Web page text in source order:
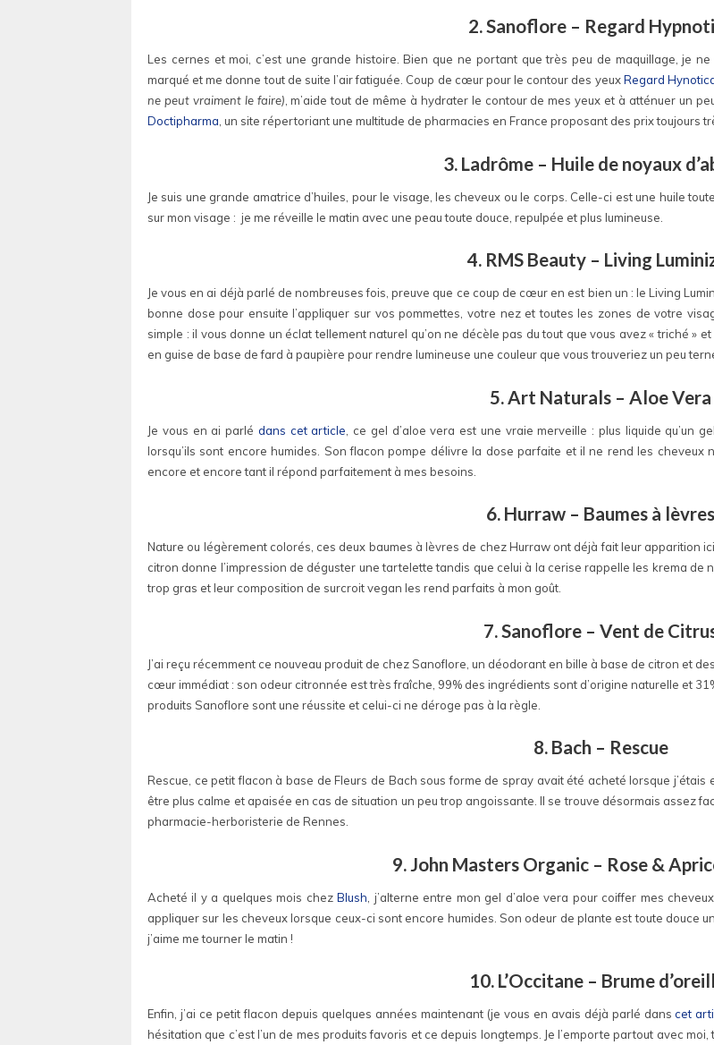
2. Sanoflore – Regard
Les cernes et moi, c’est une grande histoire. Bien que ne portant que très peu de maquillage, je
marqué et me donne tout de suite l’air fatiguée. Coup de cœur pour le contour des yeuxRegard
ne peut vraiment le faire) , m’aide tout de même à hydrater le contour de mes yeux et à atténuer un
Doctipharma , un site répertoriant une multitude de pharmacies en France proposant des prix toujours
3. Ladrôme – Huile de noyaux
Je suis une grande amatrice d’huiles, pour le visage, les cheveux ou le corps. Celle-ci est une huile
sur mon visage : je me réveille le matin avec une peau toute douce, repulpée et plus lumineuse.
4. RMS Beauty – Living
Je vous en ai déjà parlé de nombreuses fois, preuve que ce coup de cœur en est bien un : le Living
bonne dose pour ensuite l’appliquer sur vos pommettes, votre nez et toutes les zones de votre
simple : il vous donne un éclat tellement naturel qu’on ne décèle pas du tout que vous avez « triché »
en guise de base de fard à paupière pour rendre lumineuse une couleur que vous trouveriez un peu
5. Art Naturals – Aloe Vera
Je vous en ai parlé dans cet article , ce gel d’aloe vera est une vraie merveille : plus liquide qu’un
lorsqu’ils sont encore humides. Son flacon pompe délivre la dose parfaite et il ne rend les
encore et encore tant il répond parfaitement à mes besoins.
6. Hurraw – Baumes à lèvres
Nature ou légèrement colorés, ces deux baumes à lèvres de chez Hurraw ont déjà fait leur apparition
citron donne l’impression de déguster une tartelette tandis que celui à la cerise rappelle les krema
trop gras et leur composition de surcroit vegan les rend parfaits à mon goût.
7. Sanoflore – Vent de
J’ai reçu récemment ce nouveau produit de chez Sanoflore, un déodorant en bille à base de citron et
cœur immédiat : son odeur citronnée est très fraîche, 99% des ingrédients sont d’origine naturelle et
produits Sanoflore sont une réussite et celui-ci ne déroge pas à la règle.
8. Bach – Rescue
Rescue, ce petit flacon à base de Fleurs de Bach sous forme de spray avait été acheté lorsque
être plus calme et apaisée en cas de situation un peu trop angoissante. Il se trouve désormais assez
pharmacie-herboristerie de Rennes.
9. John Masters Organic – Rose &
Acheté il y a quelques mois chezBlush , j’alterne entre mon gel d’aloe vera pour coiffer mes
appliquer sur les cheveux lorsque ceux-ci sont encore humides. Son odeur de plante est toute douce
j’aime me tourner le matin !
10. L’Occitane – Brume
Enfin, j’ai ce petit flacon depuis quelques années maintenant (je vous en avais déjà parlé danscet
hésitation que c’est l’un de mes produits favoris et ce depuis longtemps. Je l’emporte partout avec